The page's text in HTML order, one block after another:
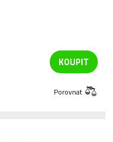
KOUPIT
Porovnat